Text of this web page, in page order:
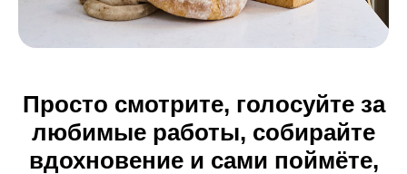
Просто смотрите, голосуйте за
любимые работы, собирайте
вдохновение и сами поймёте,